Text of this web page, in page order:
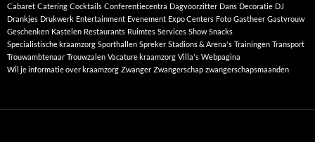
Cabaret Catering Cocktails Conferentiecentra Dagvoorzitter Dans Decoratie DJ
Drankjes Drukwerk Entertainment Evenement Expo Centers Foto Gastheer Gastvrouw
Geschenken Kastelen Restaurants Ruimtes Services Show Snacks
Specialistische kraamzorg Sporthallen Spreker Stadions & Arena's Trainingen Transport
Trouwambtenaar Trouwzalen Vacature kraamzorg Villa's Webpagina
Wil je informatie over kraamzorg Zwanger Zwangerschap zwangerschapsmaanden